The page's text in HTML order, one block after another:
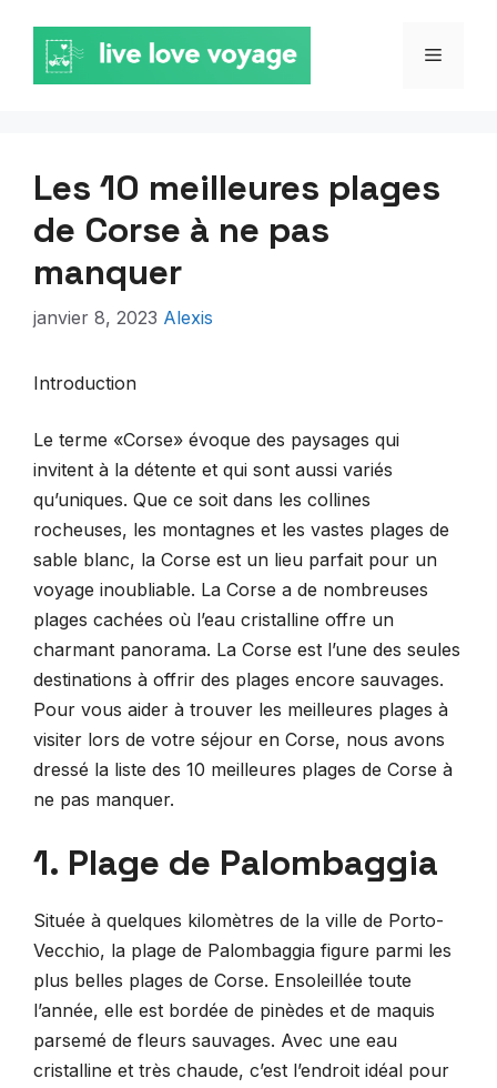
contenu
MENU
Les 10 meilleures plages
de Corse à ne pas
manquer
janvier 8, 2023 Alexis
Introduction
Le terme «Corse» évoque des paysages qui
invitent à la détente et qui sont aussi variés
qu’uniques. Que ce soit dans les collines
rocheuses, les montagnes et les vastes plages de
sable blanc, la Corse est un lieu parfait pour un
voyage inoubliable. La Corse a de nombreuses
plages cachées où l’eau cristalline offre un
charmant panorama. La Corse est l’une des seules
destinations à offrir des plages encore sauvages.
Pour vous aider à trouver les meilleures plages à
visiter lors de votre séjour en Corse, nous avons
dressé la liste des 10 meilleures plages de Corse à
ne pas manquer.
1. Plage de Palombaggia
Située à quelques kilomètres de la ville de Porto-
Vecchio, la plage de Palombaggia figure parmi les
plus belles plages de Corse. Ensoleillée toute
l’année, elle est bordée de pinèdes et de maquis
parsemé de fleurs sauvages. Avec une eau
cristalline et très chaude, c’est l’endroit idéal pour